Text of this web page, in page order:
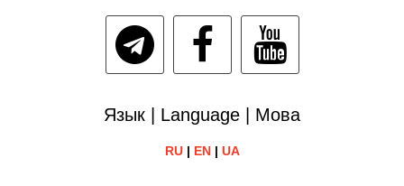
Язык | Language | Мова
RU| EN| UA